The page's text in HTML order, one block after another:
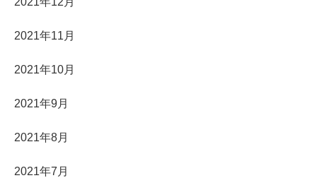
2021年11月
2021年10月
2021年9月
2021年8月
2021年7月